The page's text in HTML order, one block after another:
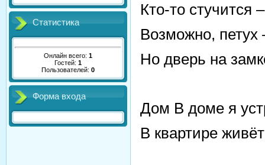
Статистика
Онлайн всего: 1
Гостей: 1
Пользователей: 0
Форма входа
Кто-то стучится
Возможно, петух
Но дверь на
Дом В доме я
В квартире